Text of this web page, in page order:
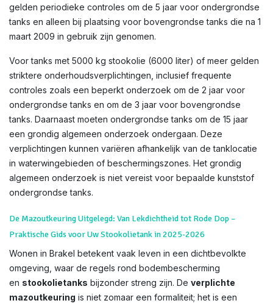
gelden periodieke controles om de 5 jaar voor ondergrondse
tanks en alleen bij plaatsing voor bovengrondse tanks die na 1
maart 2009 in gebruik zijn genomen.
Voor tanks met 5000 kg stookolie (6000 liter) of meer gelden
striktere onderhoudsverplichtingen, inclusief frequente
controles zoals een beperkt onderzoek om de 2 jaar voor
ondergrondse tanks en om de 3 jaar voor bovengrondse
tanks. Daarnaast moeten ondergrondse tanks om de 15 jaar
een grondig algemeen onderzoek ondergaan. Deze
verplichtingen kunnen variëren afhankelijk van de tanklocatie
in waterwingebieden of beschermingszones. Het grondig
algemeen onderzoek is niet vereist voor bepaalde kunststof
ondergrondse tanks.
De Mazoutkeuring Uitgelegd: Van Lekdichtheid tot Rode Dop –
Praktische Gids voor Uw Stookolietank in 2025-2026
Wonen in Brakel betekent vaak leven in een dichtbevolkte
omgeving, waar de regels rond bodembescherming
en stookolietanks bijzonder streng zijn. De verplichte
mazoutkeuring is niet zomaar een formaliteit; het is een